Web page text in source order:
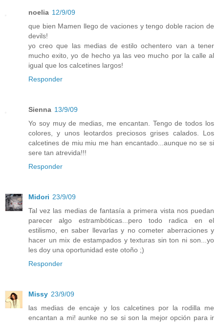
noelia 12/9/09
que bien Mamen llego de vaciones y tengo doble racion de
devils!
yo creo que las medias de estilo ochentero van a tener
mucho exito, yo de hecho ya las veo mucho por la calle al
igual que los calcetines largos!
Responder
Sienna 13/9/09
Yo soy muy de medias, me encantan. Tengo de todos los
colores, y unos leotardos preciosos grises calados. Los
calcetines de miu miu me han encantado...aunque no se si
sere tan atrevida!!!
Responder
Midori 23/9/09
Tal vez las medias de fantasía a primera vista nos puedan
parecer algo estrambóticas...pero todo radica en el
estilismo, en saber llevarlas y no cometer aberraciones y
hacer un mix de estampados y texturas sin ton ni son...yo
les doy una oportunidad este otoño ;)
Responder
Missy 23/9/09
las medias de encaje y los calcetines por la rodilla me
encantan a mi! aunke no se si son la mejor opción para ir